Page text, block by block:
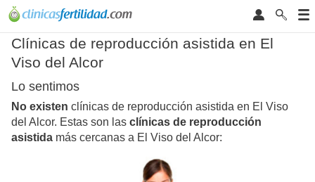
Clínicas de reproducción asistida en El
Viso del Alcor
Lo sentimos
No existen clínicas de reproducción asistida en El Viso
del Alcor. Estas son las clínicas de reproducción
asistida más cercanas a El Viso del Alcor: